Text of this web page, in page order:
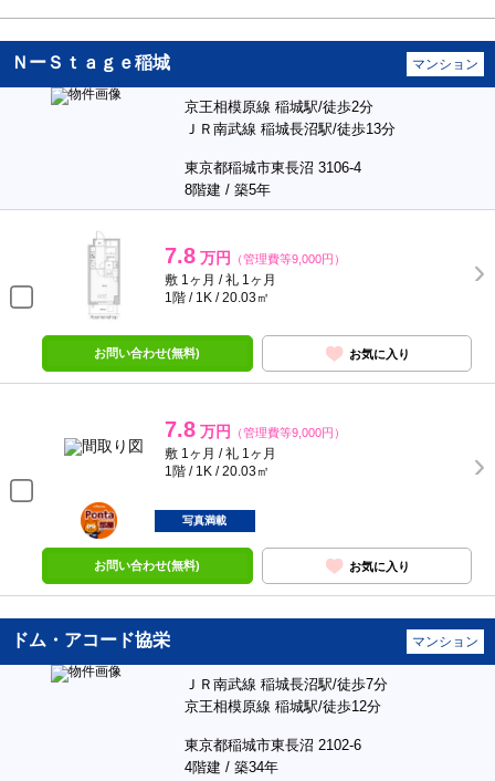
ＮーＳｔａｇｅ稲城 マンション
京王相模原線 稲城駅/徒歩2分
ＪＲ南武線 稲城長沼駅/徒歩13分
東京都稲城市東長沼 3106-4
8階建 / 築5年
7.8 万円 （管理費等9,000円）
敷 1ヶ月 / 礼 1ヶ月
1階 / 1K / 20.03㎡
お問い合わせ(無料) お気に入り
7.8 万円 （管理費等9,000円）
敷 1ヶ月 / 礼 1ヶ月
1階 / 1K / 20.03㎡
ポンタ
部屋
写真満載
お問い合わせ(無料) お気に入り
ドム・アコード協栄 マンション
ＪＲ南武線 稲城長沼駅/徒歩7分
京王相模原線 稲城駅/徒歩12分
東京都稲城市東長沼 2102-6
4階建 / 築34年